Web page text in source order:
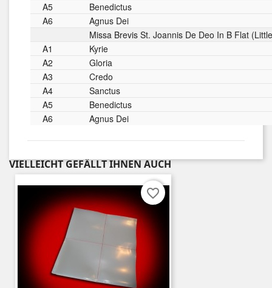
A5
Benedictus
A6
Agnus Dei
Missa Brevis St. Joannis De Deo In B Flat
A1
Kyrie
A2
Gloria
A3
Credo
A4
Sanctus
A5
Benedictus
A6
Agnus Dei
VIELLEICHT GEFÄLLT IHNEN AUCH
favorite_border